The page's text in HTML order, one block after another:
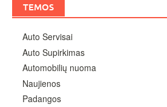
TEMOS
Auto Servisai
Auto Supirkimas
Automobilių nuoma
Naujienos
Padangos